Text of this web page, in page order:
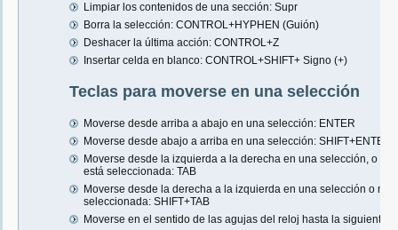
Limpiar los contenidos de una sección: Supr
Borra la selección: CONTROL+HYPHEN (Guión)
Deshacer la última acción: CONTROL+Z
Insertar celda en blanco: CONTROL+SHIFT+ Signo (+)
Teclas para moverse en una selección
Moverse desde arriba a abajo en una selección: ENTER
Moverse desde abajo a arriba en una selección: SHIFT+ENTER
Moverse desde la izquierda a la derecha en una selección, o
está seleccionada: TAB
Moverse desde la derecha a la izquierda en una selección o
seleccionada: SHIFT+TAB
Moverse en el sentido de las agujas del reloj hasta la siguiente